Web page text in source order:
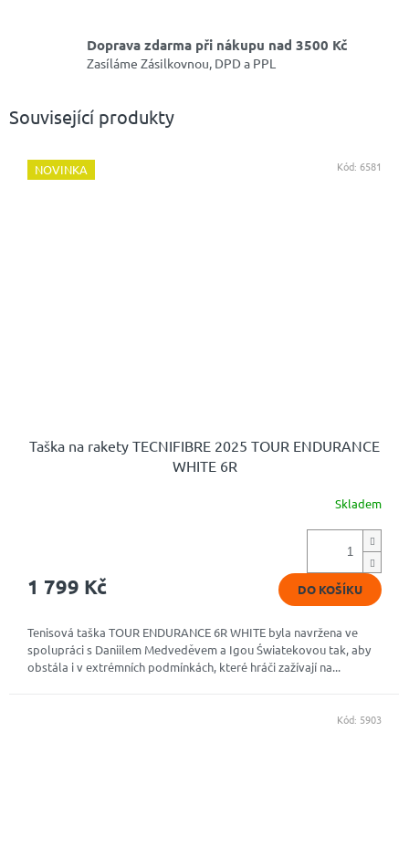
Doprava zdarma při nákupu nad 3500 Kč
Zasíláme Zásilkovnou, DPD a PPL
Související produkty
NOVINKA
Taška na rakety TECNIFIBRE 2025 TOUR ENDURANCE
WHITE 6R
Skladem
1 799 Kč DO KOŠÍKU
Tenisová taška TOUR ENDURANCE 6R WHITE byla navržena ve
spolupráci s Daniilem Medveděvem a Igou Światekovou tak, aby
obstála i v extrémních podmínkách, které hráči zažívají na...
Kód: 6581
Kód: 5903